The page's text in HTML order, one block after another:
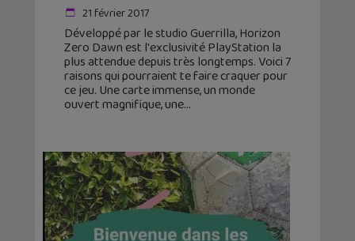
21 février 2017
Développé par le studio Guerrilla, Horizon
Zero Dawn est l'exclusivité PlayStation la
plus attendue depuis très longtemps. Voici 7
raisons qui pourraient te faire craquer pour
ce jeu. Une carte immense, un monde
ouvert magnifique, une